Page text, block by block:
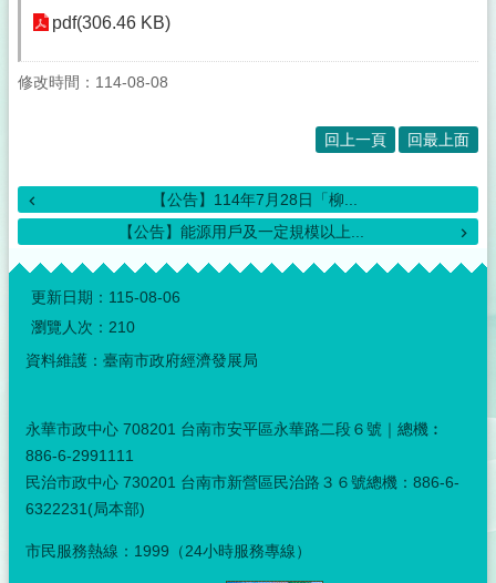
pdf(306.46 KB)
修改時間：114-08-08
回上一頁 回最上面
【公告】114年7月28日「柳...
【公告】能源用戶及一定規模以上...
:::
更新日期： 115-08-06
瀏覽人次： 210
資料維護：臺南市政府經濟發展局
永華市政中心 708201 台南市安平區永華路二段６號｜總機︰
886-6-2991111
民治市政中心 730201 台南市新營區民治路３６號總機：886-6-
6322231(局本部)
市民服務熱線：1999（24小時服務專線）